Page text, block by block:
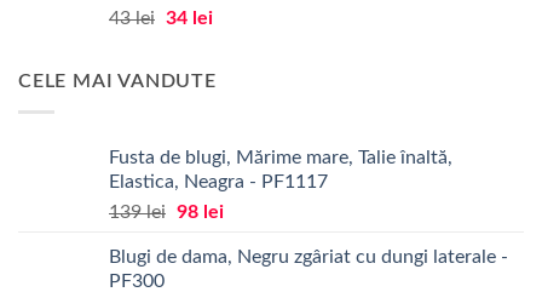
163 lei.
43lei Prețul
fost:
34 leiPrețul
34 lei.
CELE MAI VANDUTE
Fusta de blugi, Mărime mare, Talie înaltă,
Elastica, Neagra - PF1117
139lei Prețul
a
98 leiPrețul
este:
Blugi de dama, Negru zgâriat cu dungi laterale -
PF300